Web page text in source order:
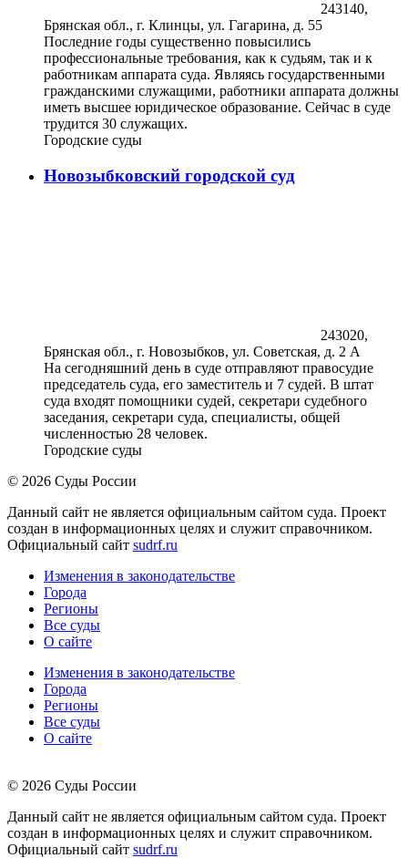
243140,
Брянская обл., г. Клинцы, ул. Гагарина, д. 55
Последние годы существенно повысились
профессиональные требования, как к судьям, так и к
работникам аппарата суда. Являясь государственными
гражданскими служащими, работники аппарата должны
иметь высшее юридическое образование. Сейчас в суде
трудится 30 служащих.
Городские суды
Новозыбковский городской суд
243020,
Брянская обл., г. Новозыбков, ул. Советская, д. 2 А
На сегодняшний день в суде отправляют правосудие
председатель суда, его заместитель и 7 судей. В штат
суда входят помощники судей, секретари судебного
заседания, секретари суда, специалисты, общей
численностью 28 человек.
Городские суды
© 2026 Суды России
Данный сайт не является официальным сайтом суда. Проект
создан в информационных целях и служит справочником.
Официальный сайт sudrf.ru
Изменения в законодательстве
Города
Регионы
Все суды
О сайте
Изменения в законодательстве
Города
Регионы
Все суды
О сайте
© 2026 Суды России
Данный сайт не является официальным сайтом суда. Проект
создан в информационных целях и служит справочником.
Официальный сайт sudrf.ru